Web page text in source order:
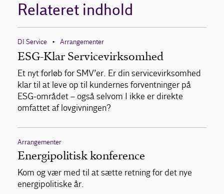
Relateret indhold
DI Service • Arrangementer
ESG-Klar Servicevirksomhed
Et nyt forløb for SMV’er. Er din servicevirksomhed
klar til at leve op til kundernes forventninger på
ESG-området – også selvom I ikke er direkte
omfattet af lovgivningen?
Arrangementer
Energipolitisk konference
Kom og vær med til at sætte retning for det nye
energipolitiske år.